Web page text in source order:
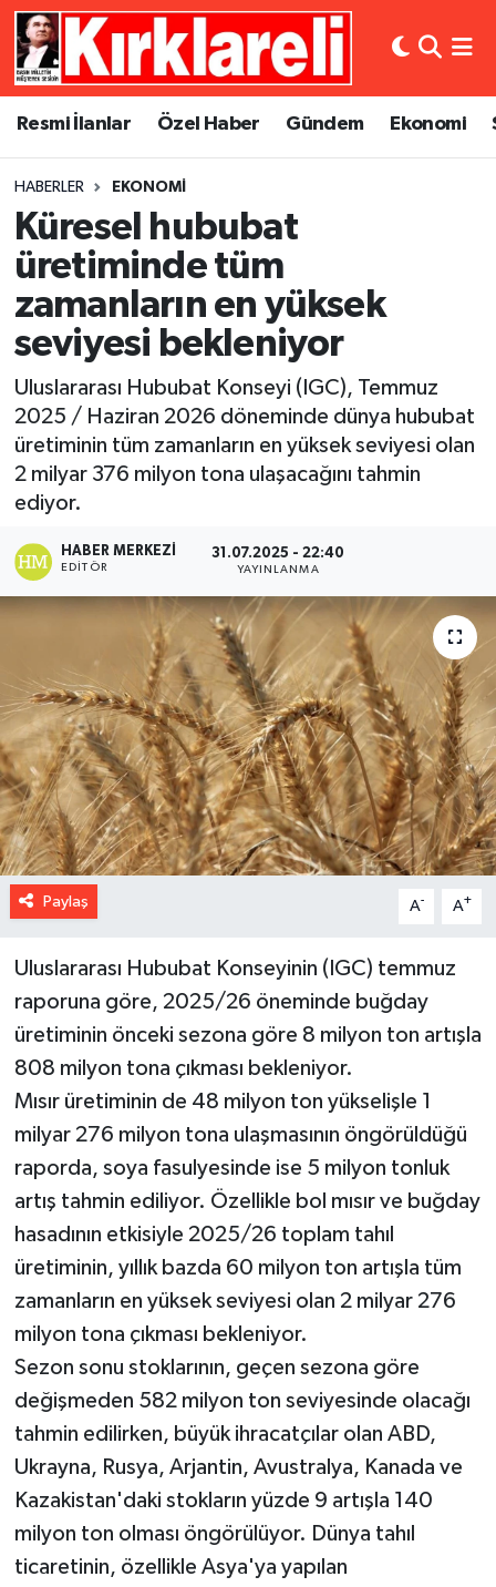
Resmi İlanlar Özel Haber Gündem Ekonomi
HABERLER EKONOMI
Küresel hububat
üretiminde tüm
zamanların en yüksek
seviyesi bekleniyor
Uluslararası Hububat Konseyi (IGC), Temmuz
2025 / Haziran 2026 döneminde dünya hububat
üretiminin tüm zamanların en yüksek seviyesi olan
2 milyar 376 milyon tona ulaşacağını tahmin
ediyor.
HABER MERKEZI
EDITÖR
31.07.2025 - 22:40
YAYINLANMA
Paylaş A- A+
Uluslararası Hububat Konseyinin (IGC) temmuz
raporuna göre, 2025/26 öneminde buğday
üretiminin önceki sezona göre 8 milyon ton artışla
808 milyon tona çıkması bekleniyor.
Mısır üretiminin de 48 milyon ton yükselişle 1
milyar 276 milyon tona ulaşmasının öngörüldüğü
raporda, soya fasulyesinde ise 5 milyon tonluk
artış tahmin ediliyor. Özellikle bol mısır ve buğday
hasadının etkisiyle 2025/26 toplam tahıl
üretiminin, yıllık bazda 60 milyon ton artışla tüm
zamanların en yüksek seviyesi olan 2 milyar 276
milyon tona çıkması bekleniyor.
Sezon sonu stoklarının, geçen sezona göre
değişmeden 582 milyon ton seviyesinde olacağı
tahmin edilirken, büyük ihracatçılar olan ABD,
Ukrayna, Rusya, Arjantin, Avustralya, Kanada ve
Kazakistan'daki stokların yüzde 9 artışla 140
milyon ton olması öngörülüyor. Dünya tahıl
ticaretinin, özellikle Asya'ya yapılan
Resmi İlanlar
Gündem
Ekonomi
Siyaset
Spor
Asayiş
Dünya
Eğitim
Kültür Sanat
Magazin
Medya
Sağlık
Künye
Gizlilik Sözleşmesi
Merkez Nöbetçi Eczaneler
Merkez Trafik Yoğunluk Haritası
Süper Lig Puan Durumu ve Fikstür
Tüm Manşetler
Son Dakika Haberleri
Haber Arşivi